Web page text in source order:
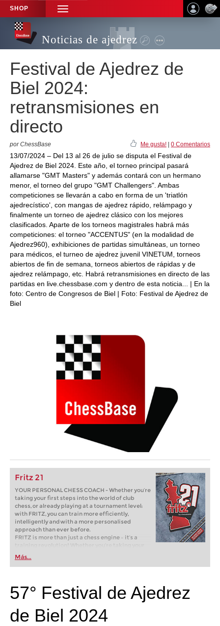
SHOP
TOGGLE
NAVIGATION
Noticias de ajedrez
Festival de Ajedrez de
Biel 2024:
retransmisiones en
directo
por ChessBase Me gusta! 0 Comentarios
13/07/2024 – Del 13 al 26 de julio se disputa el Festival de
Ajedrez de Biel 2024. Este año, el torneo principal pasará
allamarse "GMT Masters" y además contará con un hermano
menor, el torneo del grupo "GMT Challengers". Ambas
competiciones se llevarán a cabo en forma de un 'triatlón
ajedrecístico', con mangas de ajedrez rápido, relámpago y
finalmente un torneo de ajedrez clásico con los mejores
clasificados. Aparte de los torneos magistrales habrá más
competiciones: el torneo "ACCENTUS" (en la modalidad de
Ajedrez960), exhibiciones de partidas simultáneas, un torneo
para médicos, el turneo de ajedrez juvenil VINETUM, torneos
abiertos de fin de semana, torneos abiertos de rápidas y de
ajedrez relámpago, etc. Habrá retransmisiones en directo de las
partidas en live.chessbase.com y dentro de esta noticia... | En la
foto: Centro de Congresos de Biel | Foto: Festival de Ajedrez de
Biel
Fritz 21
YOUR PERSONAL CHESS COACH - Whether you’re
taking your first steps into the world of club
chess, or already playing at a tournament level:
with FRITZ, you can train more efficiently,
intelligently and with a more personalised
approach than ever before.
FRITZ is more than just a chess engine – it’s a
training revolution! Whether you’re taking your
first steps into the world of club chess, or already
playing at a tournament level: with FRITZ, you can
train more efficiently, intelligently and with a
Más...
57° Festival de Ajedrez
de Biel 2024